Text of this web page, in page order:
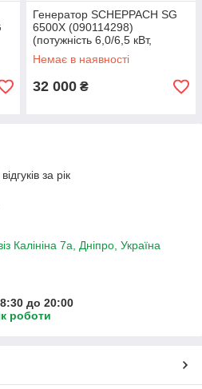
Генератор SCHEPPACH SG
6500X (090114298)
(потужність 6,0/6,5 кВт,
ручний/ел.стартер)
Немає в наявності
32 000 ₴
за рік
Калініна 7а, Дніпро, Україна
до 20:00
роботи